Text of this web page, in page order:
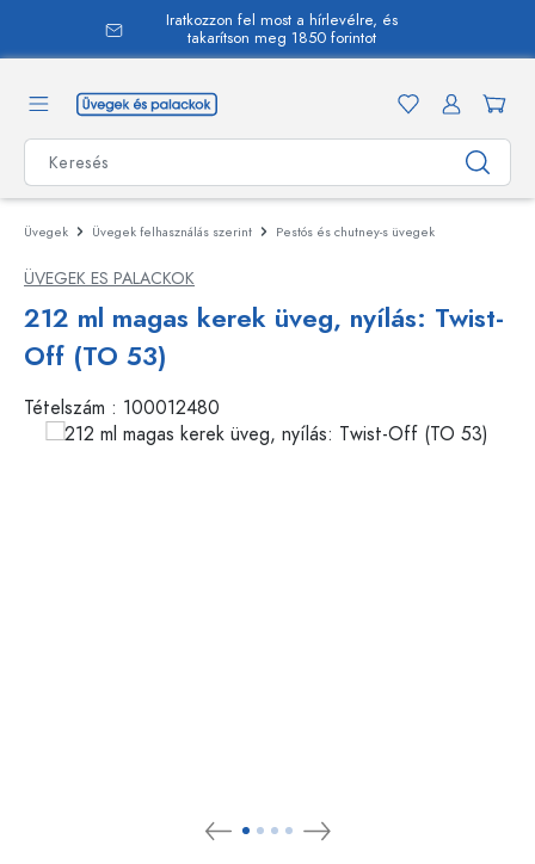
Iratkozzon fel most a hírlevélre, és
takarítson meg 1850 forintot
Üvegek Üvegek felhasználás szerint Pestós és chutney-s üvegek
ÜVEGEK ES PALACKOK
212 ml magas kerek üveg, nyílás: Twist-
Off (TO 53)
Tételszám : 100012480